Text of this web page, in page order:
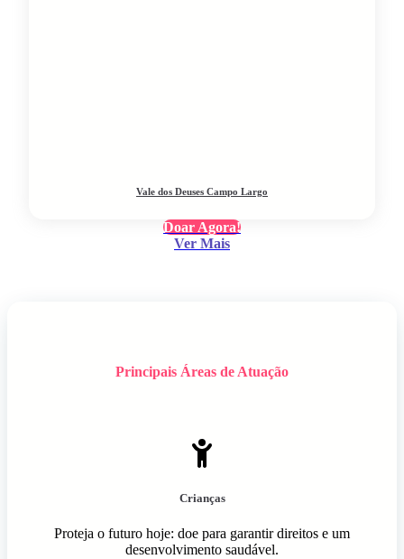
Vale dos Deuses Campo Largo
Doar Agora!
Ver Mais
Principais Áreas de Atuação
Crianças
Proteja o futuro hoje: doe para garantir direitos e um
desenvolvimento saudável.